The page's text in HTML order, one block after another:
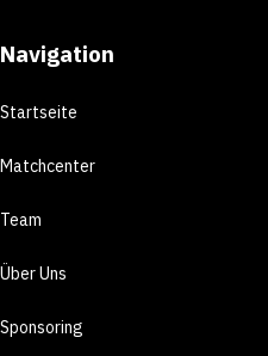
Navigation
Startseite
Matchcenter
Team
Über Uns
Sponsoring